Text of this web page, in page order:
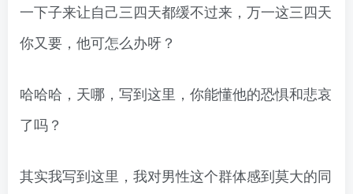
一下子来让自己三四天都缓不过来，万一这三四天
你又要，他可怎么办呀？
哈哈哈，天哪，写到这里，你能懂他的恐惧和悲哀
了吗？
其实我写到这里，我对男性这个群体感到莫大的同